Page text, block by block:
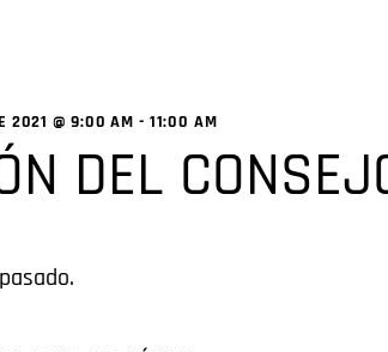
2021 @ 9:00 AM - 11:00 AM
DEL